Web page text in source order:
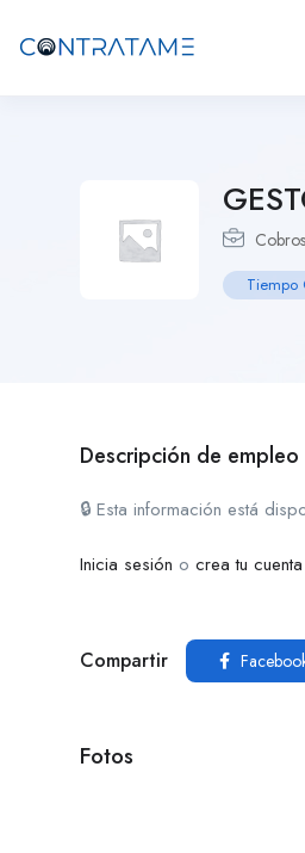
Tiempo
Descripción de empleo
🔒 Esta información está
Inicia sesión o crea tu cuenta
Compartir
Fotos